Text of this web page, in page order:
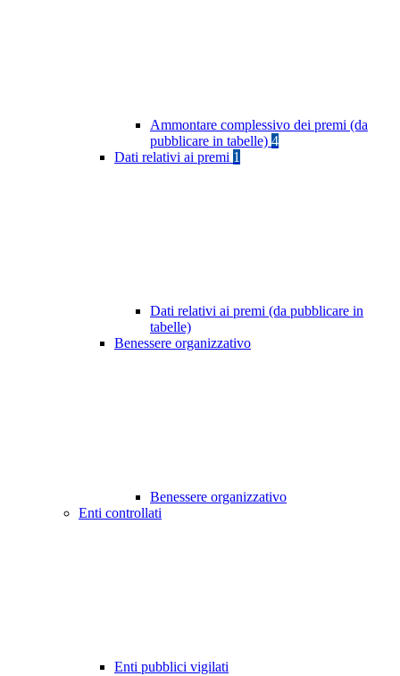
Ammontare complessivo dei premi (da
pubblicare in tabelle) 4
Dati relativi ai premi 1
Dati relativi ai premi (da pubblicare in
tabelle)
Benessere organizzativo
Benessere organizzativo
Enti controllati
Enti pubblici vigilati